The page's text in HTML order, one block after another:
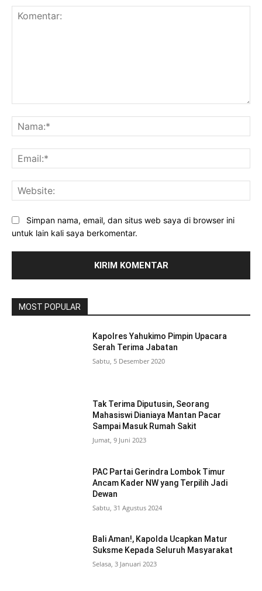
Simpan nama, email, dan situs web saya di browser ini
untuk lain kali saya berkomentar.
MOST POPULAR
Kapolres Yahukimo Pimpin Upacara
Serah Terima Jabatan
Sabtu, 5 Desember 2020
Tak Terima Diputusin, Seorang
Mahasiswi Dianiaya Mantan Pacar
Sampai Masuk Rumah Sakit
Jumat, 9 Juni 2023
PAC Partai Gerindra Lombok Timur
Ancam Kader NW yang Terpilih Jadi
Dewan
Sabtu, 31 Agustus 2024
Bali Aman!, Kapolda Ucapkan Matur
Suksme Kepada Seluruh Masyarakat
Selasa, 3 Januari 2023